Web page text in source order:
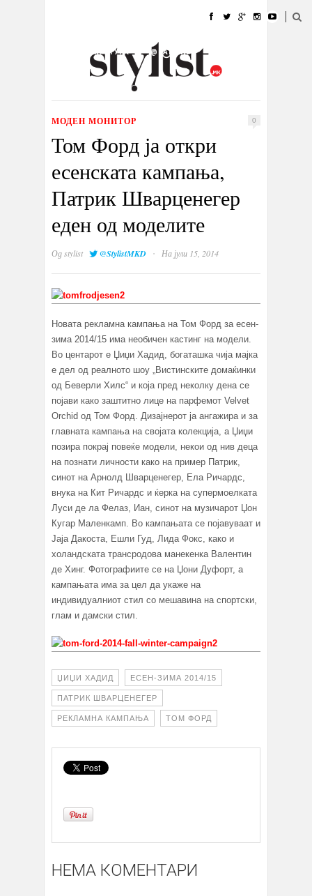
УБАВИНА
КУЛТУРА @РАБОТА
ИЗЛОГ
МОДЕН МОНИТОР 0
Том Форд ја откри
есенската кампања,
Патрик Шварценегер
еден од моделите
Одstylist @StylistMKD · На јули 15, 2014
Новата рекламна кампања на Том Форд за есен-
зима 2014/15 има необичен кастинг на модели.
Во центарот е Џиџи Хадид, богаташка чија мајка
е дел од реалното шоу „Вистинските домаќинки
од Беверли Хилс“ и која пред неколку дена се
појави како заштитно лице на парфемот Velvet
Orchid од Том Форд. Дизајнерот ја ангажира и за
главната кампања на својата колекција, а Џиџи
позира покрај повеќе модели, некои од нив деца
на познати личности како на пример Патрик,
синот на Арнолд Шварценегер, Ела Ричардс,
внука на Кит Ричардс и ќерка на супермоелката
Луси де ла Фелаз, Иан, синот на музичарот Џон
Кугар Маленкамп. Во кампањата се појавуваат и
Јаја Дaкоста, Ешли Гуд, Лида Фокс, како и
холандската трансродова манекенка Валентин
де Хинг. Фотографиите се на Џони Дуфорт, а
кампањата има за цел да укаже на
индивидуалниот стил со мешавина на спортски,
глам и дамски стил.
ЏИЏИ ХАДИД ЕСЕН-ЗИМА 2014/15
ПАТРИК ШВАРЦЕНЕГЕР
РЕКЛАМНА КАМПАЊА ТОМ ФОРД
НЕМА КОМЕНТАРИ